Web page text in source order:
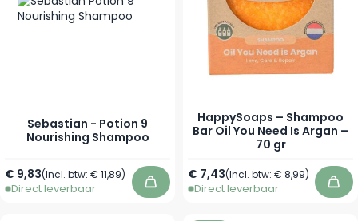
Sebastian - Potion 9
Nourishing Shampoo
Vanaf
€ 9,83(Incl. btw: € 11,89)
Direct leverbaar In winkelwagen
HappySoaps – Shampoo
Bar Oil You Need Is Argan –
70 gr
€ 7,43(Incl. btw: € 8,99)
Direct leverbaar In